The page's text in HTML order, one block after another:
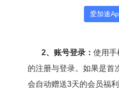
爱加速
2、账号登录： 使用手
的注册与登录。如果是首
会自动赠送3天的会员福